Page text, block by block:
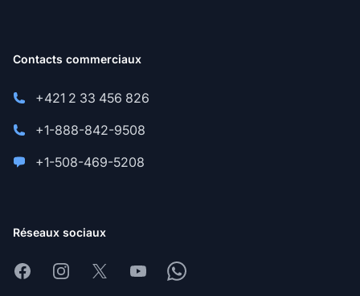
Contacts commerciaux
+421 2 33 456 826
+1-888-842-9508
+1-508-469-5208
Réseaux sociaux
FacebookInstagram
X YoutubeWhatsapp